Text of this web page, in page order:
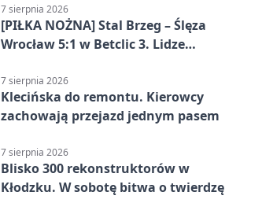
7 sierpnia 2026
[PIŁKA NOŻNA] Stal Brzeg – Ślęza
Wrocław 5:1 w Betclic 3. Lidze
porażka wrocławian
7 sierpnia 2026
Klecińska do remontu. Kierowcy
zachowają przejazd jednym pasem
7 sierpnia 2026
Blisko 300 rekonstruktorów w
Kłodzku. W sobotę bitwa o twierdzę